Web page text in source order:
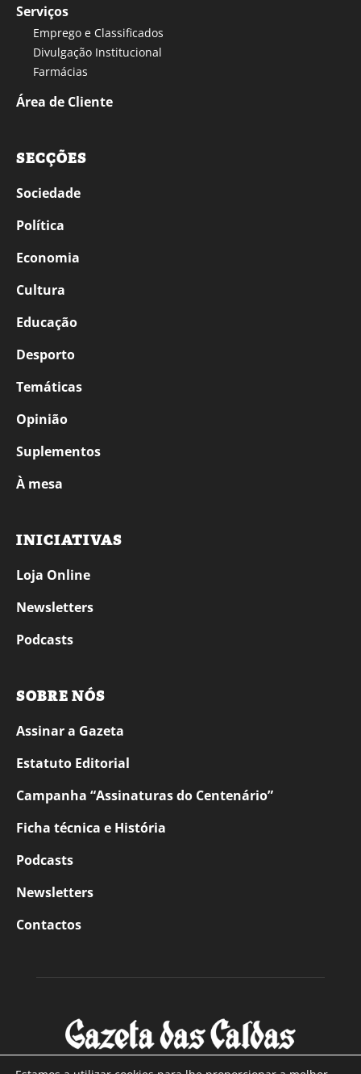
Serviços
Emprego e Classificados
Divulgação Institucional
Farmácias
Área de Cliente
SECÇÕES
Sociedade
Política
Economia
Cultura
Educação
Desporto
Temáticas
Opinião
Suplementos
À mesa
INICIATIVAS
Loja Online
Newsletters
Podcasts
SOBRE NÓS
Assinar a Gazeta
Estatuto Editorial
Campanha “Assinaturas do Centenário”
Ficha técnica e História
Podcasts
Newsletters
Contactos